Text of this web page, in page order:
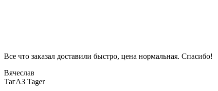
Все что заказал доставили быстро, цена нормальная. Спасибо!
Вячеслав
ТагАЗ Tager